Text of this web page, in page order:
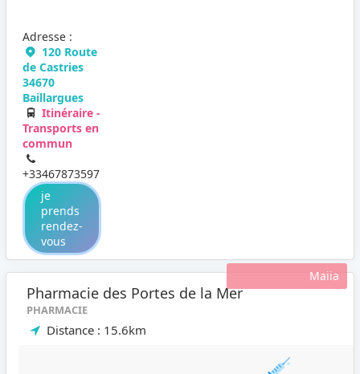
Adresse :
120 Route
de Castries
34670
Baillargues
Itinéraire -
Transports en
commun
+33467873597
je
prends
rendez-
vous
Maiia
Pharmacie des Portes de la Mer
PHARMACIE
Distance : 15.6km